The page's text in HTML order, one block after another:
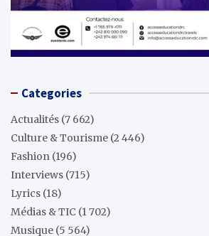
Categories
Actualités (7 662)
Culture & Tourisme (2 446)
Fashion (196)
Interviews (715)
Lyrics (18)
Médias & TIC (1 702)
Musique (5 564)